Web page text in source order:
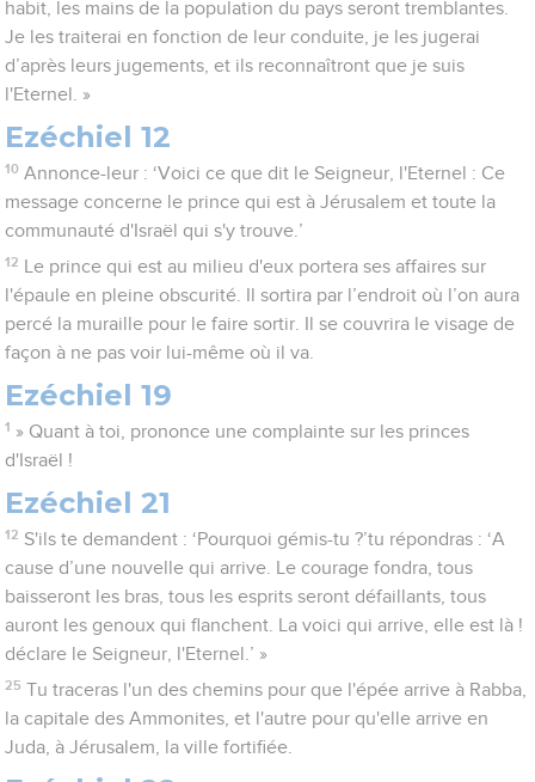
habit, les mains de la population du pays seront tremblantes.
Je les traiterai en fonction de leur conduite, je les jugerai
d’après leurs jugements, et ils reconnaîtront que je suis
l'Eternel. »
Ezéchiel 12
10 Annonce-leur : ‘Voici ce que dit le Seigneur, l'Eternel : Ce
message concerne le prince qui est à Jérusalem et toute la
communauté d'Israël qui s'y trouve.’
12
Le prince qui est au milieu d'eux portera ses affaires sur
l'épaule en pleine obscurité. Il sortira par l’endroit où l’on aura
percé la muraille pour le faire sortir. Il se couvrira le visage de
façon à ne pas voir lui-même où il va.
Ezéchiel 19
1 » Quant à toi, prononce une complainte sur les princes
d'Israël !
Ezéchiel 21
12 S'ils te demandent : ‘Pourquoi gémis-tu ?’tu répondras : ‘A
cause d’une nouvelle qui arrive. Le courage fondra, tous
baisseront les bras, tous les esprits seront défaillants, tous
auront les genoux qui flanchent. La voici qui arrive, elle est là !
déclare le Seigneur, l'Eternel.’ »
25 Tu traceras l'un des chemins pour que l'épée arrive à Rabba,
la capitale des Ammonites, et l'autre pour qu'elle arrive en
Juda, à Jérusalem, la ville fortifiée.